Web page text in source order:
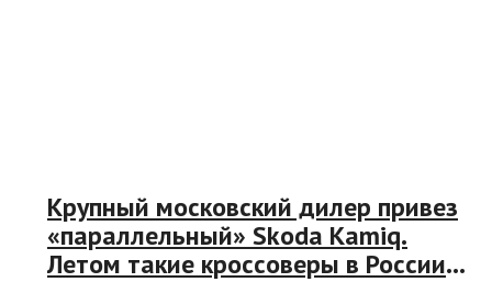
Крупный московский дилер привез
«параллельный» Skoda Kamiq.
Летом такие кроссоверы в России